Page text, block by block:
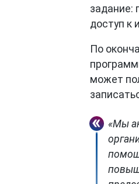
задание:
доступ к
По
может
«Мы